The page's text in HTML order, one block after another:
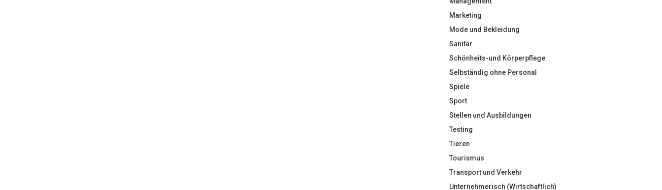
Marketing
Mode und Bekleidung
Sanitär
Schönheits-und Körperpflege
Selbständig ohne Personal
Spiele
Sport
Stellen und Ausbildungen
Testing
Tieren
Tourismus
Transport und Verkehr
Unternehmerisch (Wirtschaftlich)